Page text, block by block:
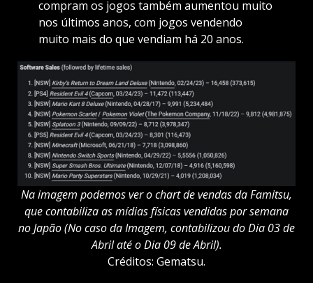
compram os jogos também aumentou muito
nos últimos anos, com jogos vendendo
muito mais do que vendiam há 20 anos.
Na imagem podemos ver o chart de vendas da Famitsu,
que contabiliza as mídias físicas vendidas por semana
no Japão (No caso da Imagem, contabilizou do Dia 03 de
Abril até o Dia 09 de Abril).
Créditos: Gematsu.